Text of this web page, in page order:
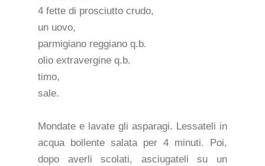
4 fette di prosciutto crudo,
un uovo,
parmigiano reggiano q.b.
olio extravergine q.b.
timo,
sale.
Mondate e lavate gli asparagi. Lessateli in
acqua bollente salata per 4 minuti. Poi,
dopo averli scolati, asciugateli su un